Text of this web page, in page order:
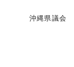
沖縄県議会